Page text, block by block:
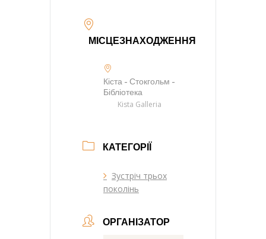
МІСЦЕЗНАХОДЖЕННЯ
Кіста - Стокгольм -
Бібліотека
Kista Galleria
КАТЕГОРІЇ
Зустріч трьох
поколінь
ОРГАНІЗАТОР